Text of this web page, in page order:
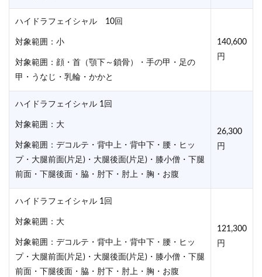
ハイドラフェイシャル 10回
対象範囲：小
対象範囲：顔・首（顎下～鎖骨）・手の甲・足の
甲・うなじ・乳輪・かかと
140,600
円
ハイドラフェイシャル 1回
対象範囲：大
対象範囲：デコルテ・背中上・背中下・腰・ヒッ
プ・大腿前面(片足)・大腿後面(片足)・膝小僧・下腿
前面・下腿後面・脇・肘下・肘上・胸・お腹
26,300
円
ハイドラフェイシャル 1回
対象範囲：大
対象範囲：デコルテ・背中上・背中下・腰・ヒッ
プ・大腿前面(片足)・大腿後面(片足)・膝小僧・下腿
前面・下腿後面・脇・肘下・肘上・胸・お腹
121,300
円